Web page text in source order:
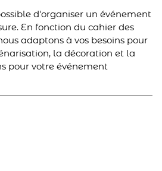
d'organiser un événement
En fonction du cahier des
adaptons à vos besoins pour
la décoration et la
pour votre événement